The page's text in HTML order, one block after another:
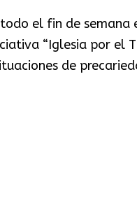
el fin de semana
“Iglesia por el
de